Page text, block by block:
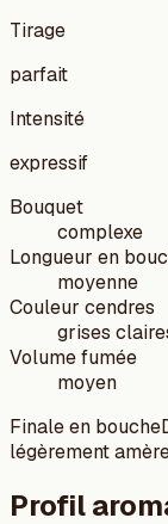
Tirage
parfait
Intensité
expressif
Bouquet
complexe
Longueur en
moyenne
Couleur cendres
grises
Volume fumée
moyen
Finale en bouche
légèrement
Profil